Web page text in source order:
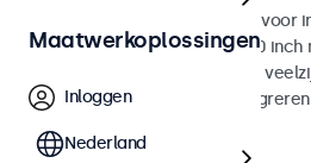
10 inch monitoren ontworpen voor
commercieel gebruik. Deze 10
diverse videoaansluitingen en
waarmee ze naadloos te
Maatwerkoplossingen
Inloggen
Nederland